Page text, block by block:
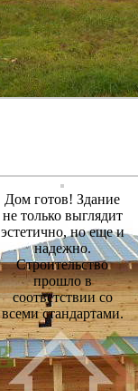
Дом готов! Здание
не только выглядит
эстетично, но еще и
надежно.
Строительство
прошло в
соответствии со
всеми стандартами.